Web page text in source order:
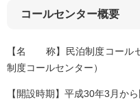
コールセンター概要
【名 称】民泊制度コール
制度コールセンター）
【開設時期】平成30年3月か